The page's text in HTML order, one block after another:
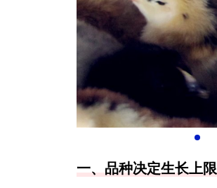
一、品种决定生长上限